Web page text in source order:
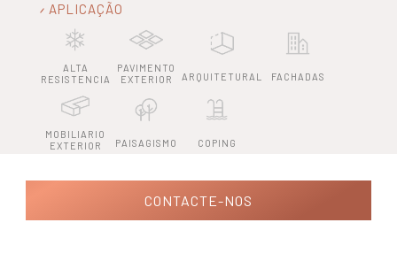
APLICAÇÃO
ALTA
RESISTENCIA
PAVIMENTO
EXTERIOR
ARQUITETURAL FACHADAS
MOBILIARIO
EXTERIOR
PAISAGISMO COPING
CONTACTE-NOS